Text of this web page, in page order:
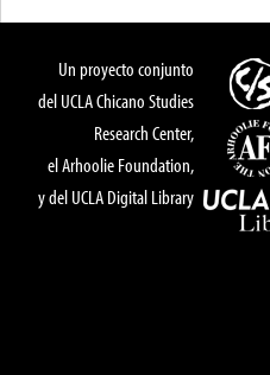
Un proyecto conjunto
del UCLA Chicano Studies
Research Center,
el Arhoolie Foundation,
y del UCLA Digital Library